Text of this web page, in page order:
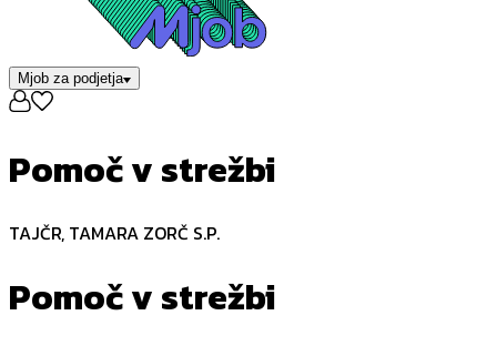
Mjob za podjetja
Pomoč v strežbi
TAJČR, TAMARA ZORČ S.P.
Pomoč v strežbi